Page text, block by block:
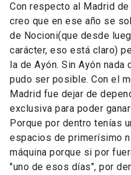
Con respecto al Madrid
creo que en ese año se
de Nocioni(que desde
carácter, eso está claro)
la de Ayón. Sin Ayón
pudo ser posible. Con el
Madrid fue dejar de
exclusiva para poder
Porque por dentro tenías
espacios de primerísimo
máquina porque si por
"uno de esos días", por